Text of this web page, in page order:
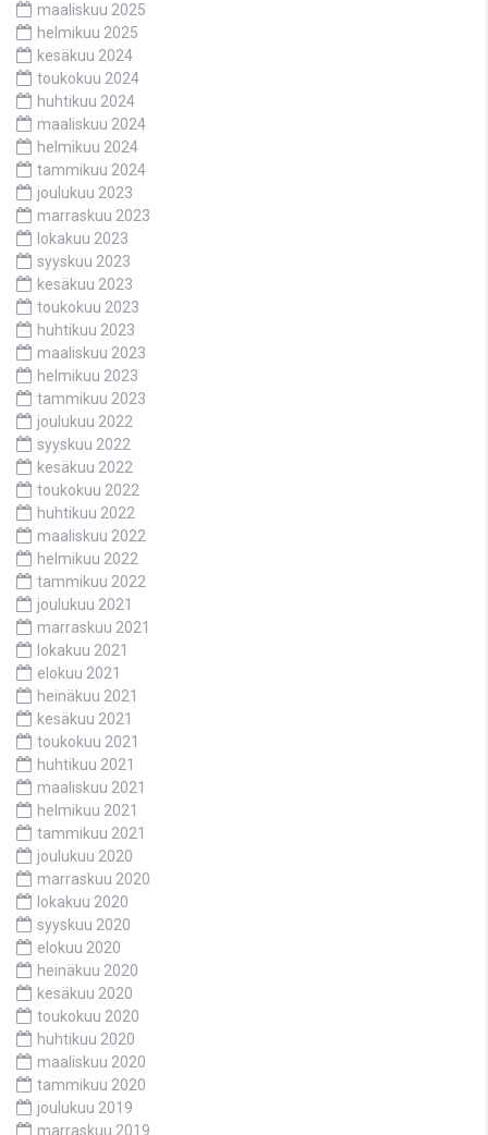
maaliskuu 2025
helmikuu 2025
kesäkuu 2024
toukokuu 2024
huhtikuu 2024
maaliskuu 2024
helmikuu 2024
tammikuu 2024
joulukuu 2023
marraskuu 2023
lokakuu 2023
syyskuu 2023
kesäkuu 2023
toukokuu 2023
huhtikuu 2023
maaliskuu 2023
helmikuu 2023
tammikuu 2023
joulukuu 2022
syyskuu 2022
kesäkuu 2022
toukokuu 2022
huhtikuu 2022
maaliskuu 2022
helmikuu 2022
tammikuu 2022
joulukuu 2021
marraskuu 2021
lokakuu 2021
elokuu 2021
heinäkuu 2021
kesäkuu 2021
toukokuu 2021
huhtikuu 2021
maaliskuu 2021
helmikuu 2021
tammikuu 2021
joulukuu 2020
marraskuu 2020
lokakuu 2020
syyskuu 2020
elokuu 2020
heinäkuu 2020
kesäkuu 2020
toukokuu 2020
huhtikuu 2020
maaliskuu 2020
tammikuu 2020
joulukuu 2019
marraskuu 2019